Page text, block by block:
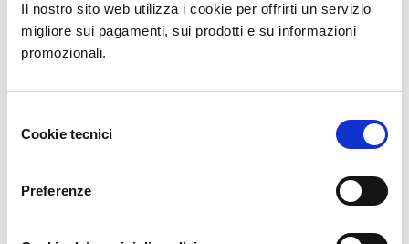
Il nostro sito web utilizza i cookie per offrirti un servizio
migliore sui pagamenti, sui prodotti e su informazioni
promozionali.
delCookie tecnici
Preferenze
Ripassate il composto in pentola, filtrandolo con un
colino per eliminare le scorze di limone.
Continuate a
addensata.
Sistemate la crema in un recipiente, copritela con pellicola
trasparente (a contatto per eviterete che si formi la